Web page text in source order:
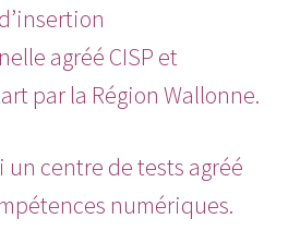
agréé CISP et
par la Région Wallonne.
un centre de tests agréé
numériques.